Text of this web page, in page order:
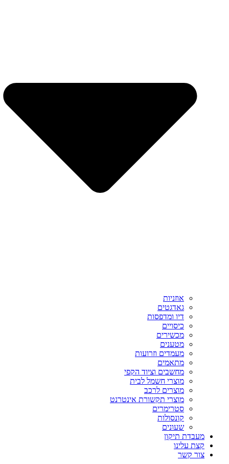
אוזניות
גאדגטים
דיו ומדפסות
כיסויים
מכשירים
מטענים
מעמדים וזרועות
מתאמים
מחשבים וציוד הקפי
מוצרי חשמל לבית
מוצרים לרכב
מוצרי תקשורת אינטרנט
סטרימרים
קונסולות
שעונים
מעבדת תיקון
קצת עלינו
צור קשר